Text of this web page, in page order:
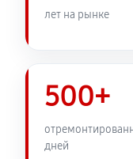
лет на рынке
500+
дней